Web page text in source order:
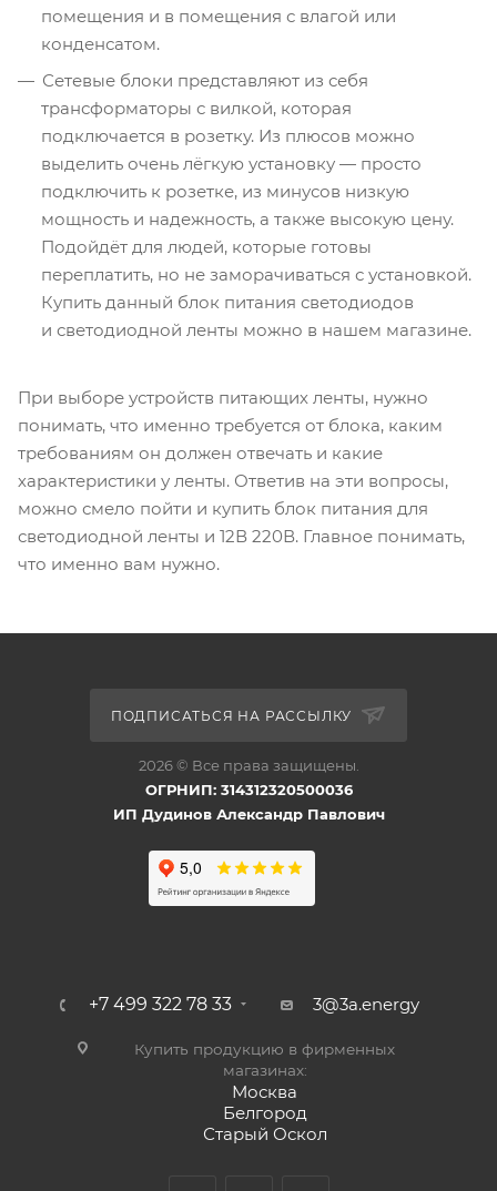
помещения и в помещения с влагой или
конденсатом.
Сетевые блоки представляют из себя
трансформаторы с вилкой, которая
подключается в розетку. Из плюсов можно
выделить очень лёгкую установку — просто
подключить к розетке, из минусов низкую
мощность и надежность, а также высокую цену.
Подойдёт для людей, которые готовы
переплатить, но не заморачиваться с установкой.
Купить данный блок питания светодиодов
и светодиодной ленты можно в нашем магазине.
При выборе устройств питающих ленты, нужно
понимать, что именно требуется от блока, каким
требованиям он должен отвечать и какие
характеристики у ленты. Ответив на эти вопросы,
можно смело пойти и купить блок питания для
светодиодной ленты и 12В 220В. Главное понимать,
что именно вам нужно.
ПОДПИСАТЬСЯ НА РАССЫЛКУ
2026 © Все права защищены.
ОГРНИП: 314312320500036
ИП Дудинов Александр Павлович
+7 499 322 78 33 3@3a.energy
Купить продукцию в фирменных
магазинах:
Москва
Белгород
Старый Оскол